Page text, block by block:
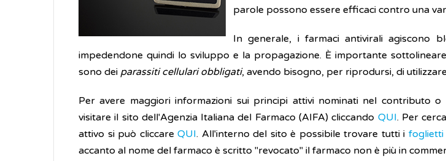
parole possono essere efficaci contro una
In generale, i farmaci antivirali agiscono
impedendone quindi lo sviluppo e la propagazione. È importante
sono dei parassiti cellulari obbligati, avendo bisogno, per riprodursi, di
Per avere maggiori informazioni sui principi attivi nominati nel contributo
visitare il sito dell'Agenzia Italiana del Farmaco (AIFA) cliccando QUI. Per
attivo si può cliccare QUI. All'interno del sito è possibile trovare tutti i foglietti
accanto al nome del farmaco è scritto "revocato" il farmaco non è più in